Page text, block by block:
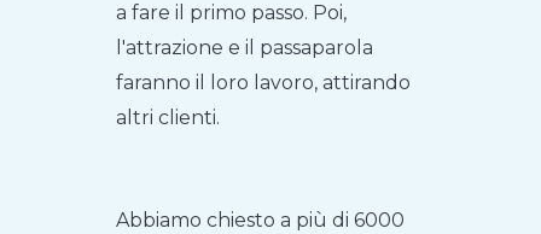
a fare il primo passo. Poi,
l'attrazione e il passaparola
faranno il loro lavoro, attirando
altri clienti.
Abbiamo chiesto a più di 6000